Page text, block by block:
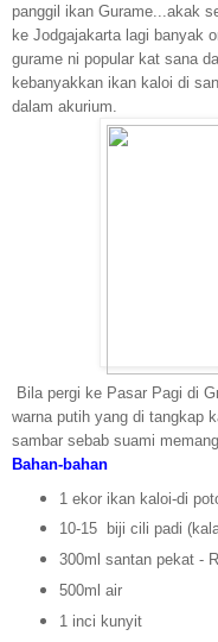
panggil ikan Gurame...akak
ke Jodgajakarta lagi banyak
gurame ni popular kat sana
kebanyakkan ikan kaloi di
dalam akurium.
Bila pergi ke Pasar Pagi di
warna putih yang di tangkap
sambar sebab suami
Bahan-bahan
1 ekor ikan kaloi-di
10-15 biji cili padi
300ml santan pekat -
500ml air
1 inci kunyit